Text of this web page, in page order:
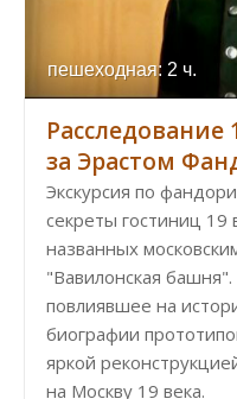
пешеходная: 2 ч.
за Эрастом
Экскурсия по
секреты гостиниц 19
названных
"Вавилонская
повлиявшее на
биографии
яркой
на Москву 19 века.